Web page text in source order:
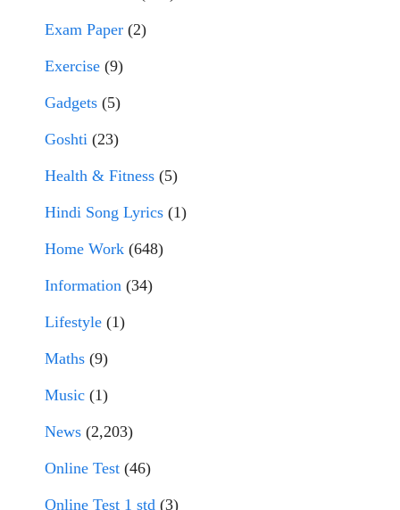
Exam Paper (2)
Exercise (9)
Gadgets (5)
Goshti (23)
Health & Fitness (5)
Hindi Song Lyrics (1)
Home Work (648)
Information (34)
Lifestyle (1)
Maths (9)
Music (1)
News (2,203)
Online Test (46)
Online Test 1 std (3)